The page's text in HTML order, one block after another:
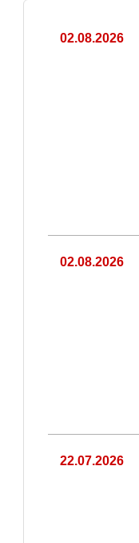
02.08.2026
02.08.2026
22.07.2026